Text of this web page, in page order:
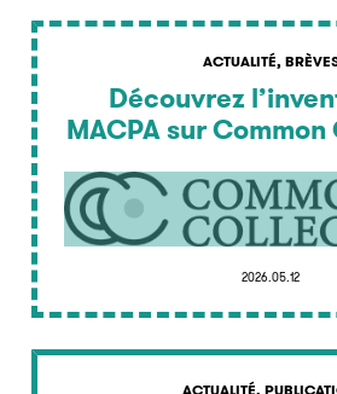
ACTUALITÉ,
Découvrez
MACPA sur
2026.05.12
ACTUALITÉ,